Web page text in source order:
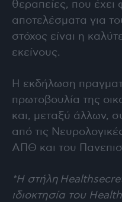
θεραπείες, που έχει
αποτελέσματα για
στόχος είναι η
εκείνους.
Η εκδήλωση
πρωτοβουλία της
και, μεταξύ άλλων,
από τις
ΑΠΘ και του
*Η στήλη
ιδιοκτησία του